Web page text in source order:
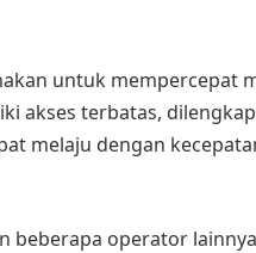
untuk mempercepat
akses terbatas,
melaju dengan
beberapa operator